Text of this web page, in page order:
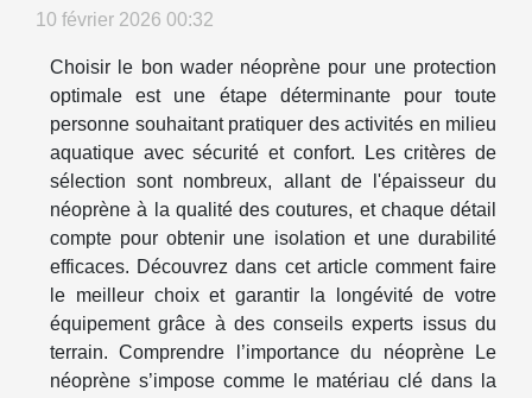
10 février 2026 00:32
Choisir le bon wader néoprène pour une protection
optimale est une étape déterminante pour toute
personne souhaitant pratiquer des activités en milieu
aquatique avec sécurité et confort. Les critères de
sélection sont nombreux, allant de l'épaisseur du
néoprène à la qualité des coutures, et chaque détail
compte pour obtenir une isolation et une durabilité
efficaces. Découvrez dans cet article comment faire
le meilleur choix et garantir la longévité de votre
équipement grâce à des conseils experts issus du
terrain. Comprendre l’importance du néoprène Le
néoprène s’impose comme le matériau clé dans la